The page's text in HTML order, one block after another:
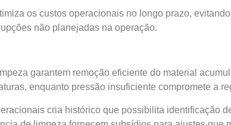
os custos operacionais no longo prazo,
não planejadas na operação.
garantem remoção eficiente do material
enquanto pressão insuficiente compromete a
cria histórico que possibilita identificação